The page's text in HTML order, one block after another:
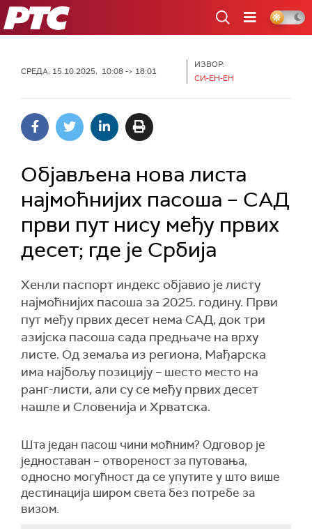
РТС
СРЕДА, 15.10.2025, 10:08 -> 18:01
ИЗВОР:
СИ-ЕН-ЕН
Објављена нова листа
најмоћнијих пасоша – САД
први пут нису међу првих
десет; где је Србија
Хенли паспорт индекс објавио је листу
најмоћнијих пасоша за 2025. годину. Први
пут међу првих десет нема САД, док три
азијска пасоша сада предњаче на врху
листе. Од земаља из региона, Мађарска
има најбољу позицију – шесто место на
ранг-листи, али су се међу првих десет
нашле и Словенија и Хрватска.
Шта један пасош чини моћним? Одговор је
једноставан – отвореност за путовања,
односно могућност да се упутите у што више
дестинација широм света без потребе за
визом.